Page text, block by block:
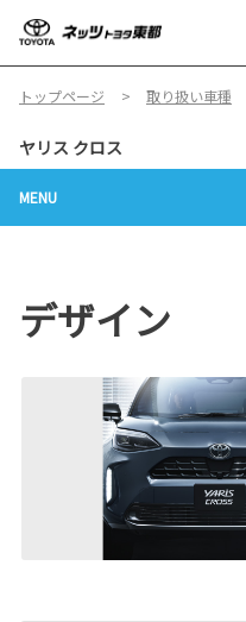
トップページ 取り扱い車種
ヤリス クロス
MENU
デザイン